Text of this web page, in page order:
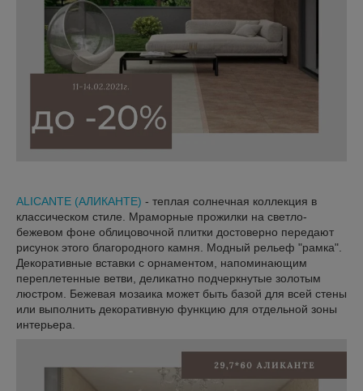
ALICANTE (АЛИКАНТЕ) - теплая солнечная коллекция в
классическом стиле. Мраморные прожилки на светло-
бежевом фоне облицовочной плитки достоверно передают
рисунок этого благородного камня. Модный рельеф "рамка".
Декоративные вставки с орнаментом, напоминающим
переплетенные ветви, деликатно подчеркнутые золотым
люстром. Бежевая мозаика может быть базой для всей стены
или выполнить декоративную функцию для отдельной зоны
интерьера.